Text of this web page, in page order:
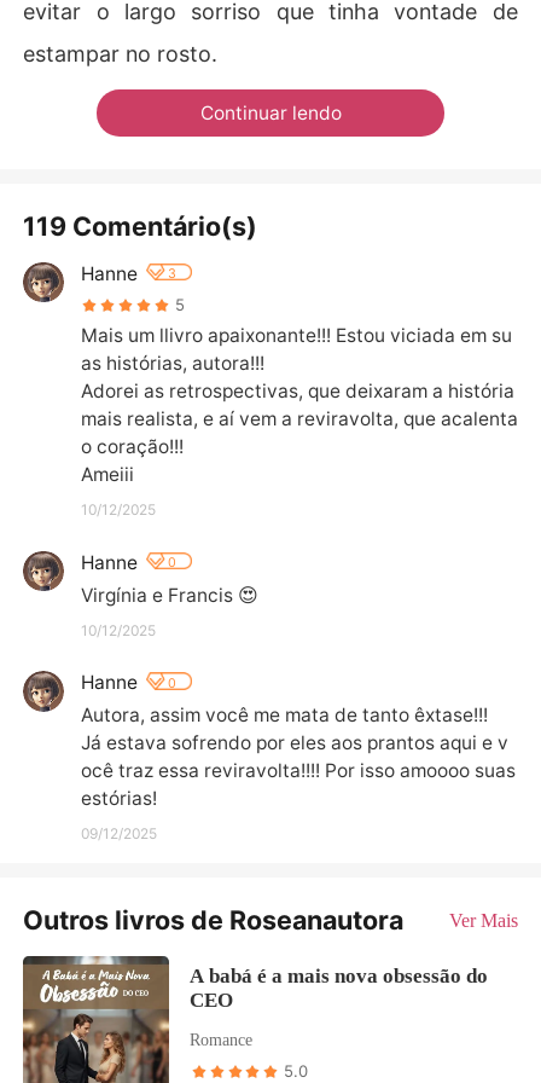
evitar o largo sorriso que tinha vontade de
estampar no rosto.
Continuar lendo
119 Comentário(s)
Hanne 3
5
Mais um llivro apaixonante!!! Estou viciada em su
as histórias, autora!!!
Adorei as retrospectivas, que deixaram a história
mais realista, e aí vem a reviravolta, que acalenta
o coração!!!
Ameiii
10/12/2025
Hanne 0
Virgínia e Francis 😍
10/12/2025
Hanne 0
Autora, assim você me mata de tanto êxtase!!!
Já estava sofrendo por eles aos prantos aqui e v
ocê traz essa reviravolta!!!! Por isso amoooo suas
estórias!
09/12/2025
Outros livros de Roseanautora Ver Mais
A babá é a mais nova obsessão do
CEO
Romance
5.0